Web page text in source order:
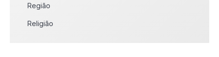
Região
Religião